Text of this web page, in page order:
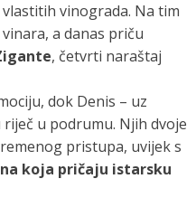
vinograda. Na tim
a danas priču
, četvrti naraštaj
dok Denis – uz
u podrumu. Njih dvoje
pristupa, uvijek s
koja pričaju istarsku
Vrčevi za
Potpuno prijenosno
čistu vodu za